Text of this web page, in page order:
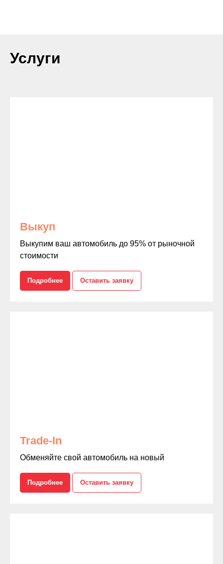
Услуги
Выкуп
Выкупим ваш автомобиль до 95% от рыночной
стоимости
Подробнее Оставить заявку
Trade-In
Обменяйте свой автомобиль на новый
Подробнее Оставить заявку